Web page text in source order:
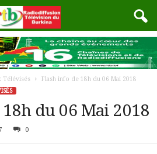
Télévisés
Flash info de 18h du 06 Mai 2018
du 06 Mai 2018
0